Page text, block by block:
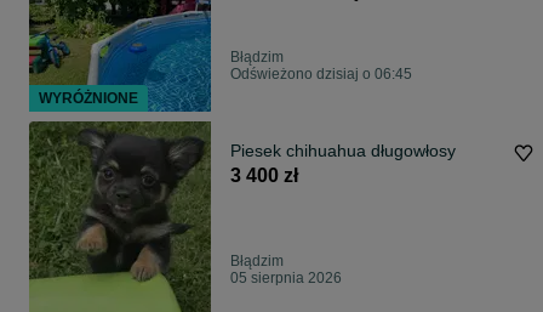
Błądzim
Odświeżono dzisiaj o 06:45
Piesek chihuahua długowłosy
3 400 zł
Błądzim
05 sierpnia 2026
WYRÓŻNIONE